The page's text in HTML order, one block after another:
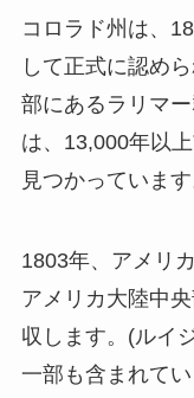
コロラド州は、
して正式に認め
部にあるラリマ
は、13,000年以
見つかっています
1803年、アメリ
アメリカ大陸中
収します。(ルイ
一部も含まれて